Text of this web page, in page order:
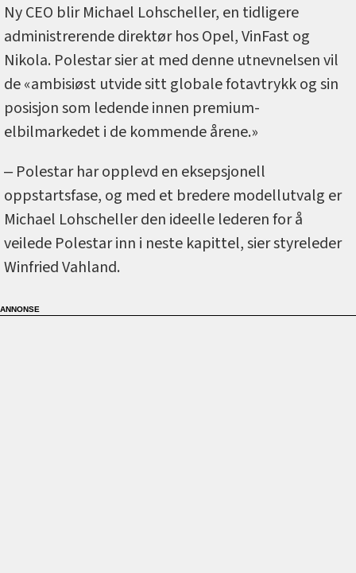
Ny CEO blir Michael Lohscheller, en tidligere
administrerende direktør hos Opel, VinFast og
Nikola. Polestar sier at med denne utnevnelsen vil
de «ambisiøst utvide sitt globale fotavtrykk og sin
posisjon som ledende innen premium-
elbilmarkedet i de kommende årene.»
‒ Polestar har opplevd en eksepsjonell
oppstartsfase, og med et bredere modellutvalg er
Michael Lohscheller den ideelle lederen for å
veilede Polestar inn i neste kapittel, sier styreleder
Winfried Vahland.